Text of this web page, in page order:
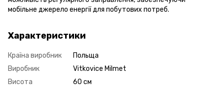
мобільне джерело енергії для побутових потреб.
Характеристики
Країна виробник
Польща
Виробник
Vitkovice Milmet
Висота
60 см